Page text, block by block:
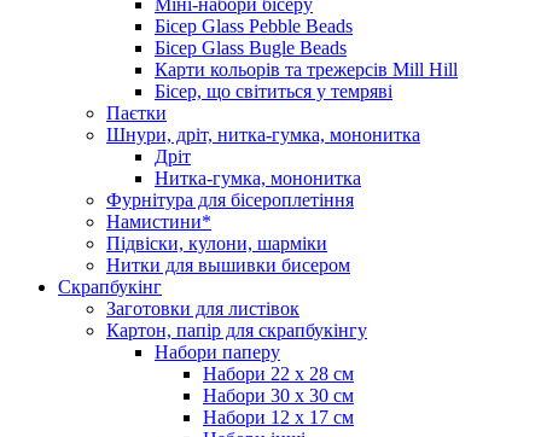
Бісер Glass Pebble Beads
Бісер Glass Bugle Beads
Карти кольорів та трежерсів Mill Hill
Бісер, що світиться у темряві
Паєтки
Шнури, дріт, нитка-гумка, мононитка
Дріт
Нитка-гумка, мононитка
Фурнітура для бісероплетіння
Намистини*
Підвіски, кулони, шарміки
Нитки для вышивки бисером
Скрапбукінг
Заготовки для листівок
Картон, папір для скрапбукінгу
Набори паперу
Набори 22 х 28 см
Набори 30 х 30 см
Набори 12 х 17 см